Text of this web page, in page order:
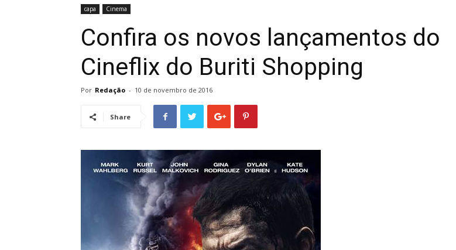
capa Cinema
Confira os novos lançamentos do
Cineflix do Buriti Shopping
Por Redação - 10 de novembro de 2016
Share